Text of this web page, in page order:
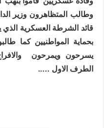
وطالب المتظاهرون وزير
قائد الشرطة العسكرية الذي
بحماية المواطنيين كما
يسرحون ويمرحون
الطرف الاول …..